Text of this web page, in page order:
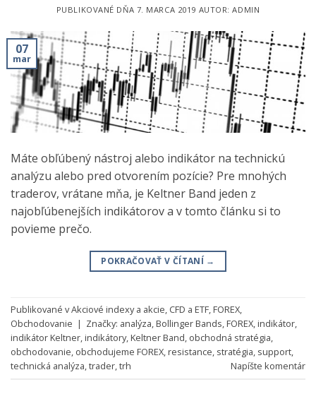
PUBLIKOVANÉ DŇA 7. MARCA 2019 AUTOR:ADMIN
07
mar
Máte obľúbený nástroj alebo indikátor na technickú
analýzu alebo pred otvorením pozície? Pre mnohých
traderov, vrátane mňa, je Keltner Band jeden z
najobľúbenejších indikátorov a v tomto článku si to
povieme prečo.
POKRAČOVAŤ V ČÍTANÍ →
Publikované vAkciové indexy a akcie, CFD a ETF,FOREX,
Obchodovanie | Značky: analýza,Bollinger Bands,FOREX,indikátor,
indikátor Keltner,indikátory,Keltner Band, obchodná stratégia,
obchodovanie, obchodujeme FOREX,resistance, stratégia, support,
technická analýza,trader,trh Napíšte komentár